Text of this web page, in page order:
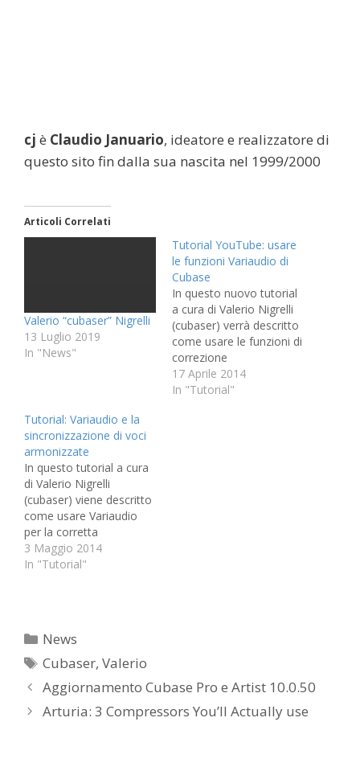
cj è Claudio Januario, ideatore e realizzatore di
questo sito fin dalla sua nascita nel 1999/2000
Articoli Correlati
Valerio “cubaser” Nigrelli
13 Luglio 2019
In "News"
Tutorial YouTube: usare
le funzioni Variaudio di
Cubase
In questo nuovo tutorial
a cura di Valerio Nigrelli
(cubaser) verrà descritto
come usare le funzioni di
correzione
dell'intonazione integrate
in Cubase e che vanno
17 Aprile 2014
In "Tutorial"
Tutorial: Variaudio e la
sincronizzazione di voci
armonizzate
In questo tutorial a cura
di Valerio Nigrelli
(cubaser) viene descritto
come usare Variaudio
per la corretta
sincronizzare di voci
armonizzate. iscrivetevi
a farsi le ossa nei service
audio scaricando furgoni
Appassionato di home
recording lavora nel
3 Maggio 2014
In "Tutorial"
Categorie
News
Tag
Cubaser,Valerio
Aggiornamento Cubase Pro e Artist 10.0.50
Arturia: 3 Compressors You’ll Actually use